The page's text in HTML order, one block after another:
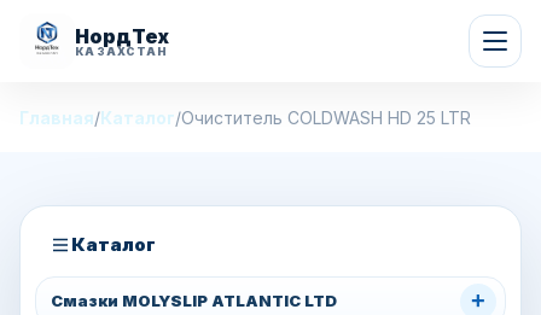
НордТех
КАЗАХСТАН
Главная/Каталог/Очиститель COLDWASH HD 25 LTR
Каталог
Смазки MOLYSLIP ATLANTIC LTD +